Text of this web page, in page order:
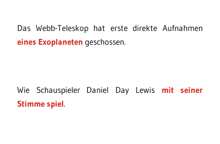
Das Webb-Teleskop hat erste direkte Aufnahmen
eines Exoplaneten geschossen.
Wie Schauspieler Daniel Day Lewis mit seiner
Stimme spiel.